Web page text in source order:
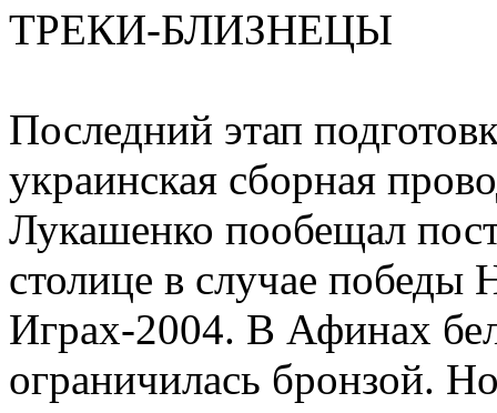
ТРЕКИ-БЛИЗНЕЦЫ
Последний этап
украинская сборная
Лукашенко пообещал
столице в случае победы
Играх-2004. В Афинах
ограничилась бронзой.